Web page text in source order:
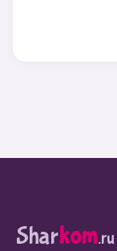
Sharkom.ru